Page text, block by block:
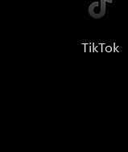
TikTok